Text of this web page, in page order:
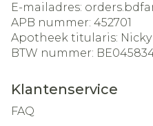
E-mailadres:
APB nummer: 452701
Apotheek titularis:
BTW nummer:
Klantenservice
FAQ